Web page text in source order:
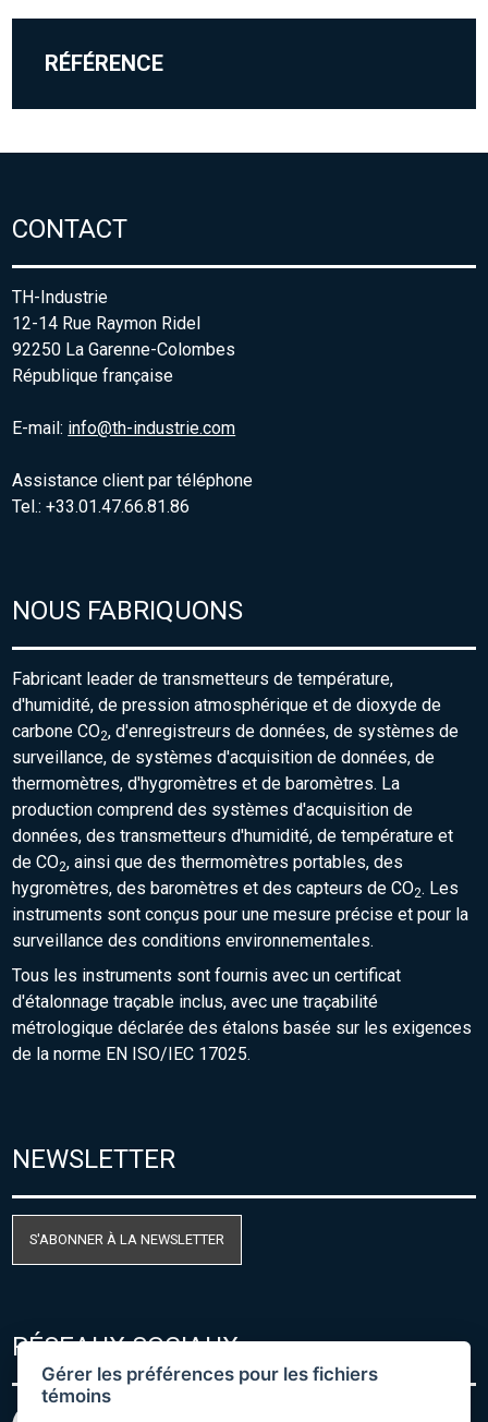
RÉFÉRENCE
CONTACT
TH-Industrie
12-14 Rue Raymon Ridel
92250 La Garenne-Colombes
République française
E-mail: info@th-industrie.com
Assistance client par téléphone
Tel.: +33.01.47.66.81.86
NOUS FABRIQUONS
Fabricant leader de transmetteurs de température,
d'humidité, de pression atmosphérique et de dioxyde de
carbone CO2, d'enregistreurs de données, de systèmes de
surveillance, de systèmes d'acquisition de données, de
thermomètres, d'hygromètres et de baromètres. La
production comprend des systèmes d'acquisition de
données, des transmetteurs d'humidité, de température et
de CO2, ainsi que des thermomètres portables, des
hygromètres, des baromètres et des capteurs de CO2. Les
instruments sont conçus pour une mesure précise et pour la
surveillance des conditions environnementales.
Tous les instruments sont fournis avec un certificat
d'étalonnage traçable inclus, avec une traçabilité
métrologique déclarée des étalons basée sur les exigences
de la norme EN ISO/IEC 17025.
NEWSLETTER
S'ABONNER À LA NEWSLETTER
RÉSEAUX SOCIAUX
Gérer les préférences pour les fichiers
témoins